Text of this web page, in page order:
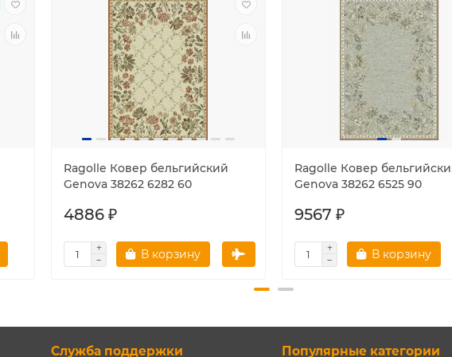
Ragolle Ковер бельгийский
Genova 38262 6282 60
4886 ₽
В корзину
Ragolle Ковер
Genova 38262 6525 90
9567 ₽
В корзину
Служба поддержки Популярные категории